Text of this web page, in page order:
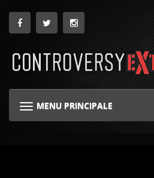
MENU PRINCIPALE
NAVIGAZIONE GINOCCHIERA